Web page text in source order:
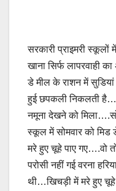
सरकारी प्राइमरी स्कूलों
खाना सिर्फ लापरवाही
डे मील के राशन में सुडियां
हुई छपकली निकलती
नमूना देखने को
स्कूल में सोमवार को मिड
मरे हुए चूहे पाए गए….वो
परोसी नहीं गई वरना
थी…खिचड़ी में मरे हुए चूहे